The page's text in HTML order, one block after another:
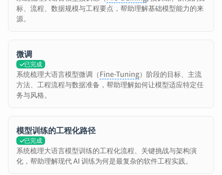
标、流程、数据规模与工程要点，帮助理解基础模型能力的来
源。
微调
已完成
系统梳理大语言模型微调（Fine-Tuning）阶段的目标、主流
方法、工程流程与数据准备，帮助理解如何让模型适应特定任
务与风格。
模型训练的工程化路径
已完成
系统梳理大语言模型训练的工程化流程、关键挑战与架构演
化，帮助理解现代 AI 训练为何是最复杂的软件工程实践。